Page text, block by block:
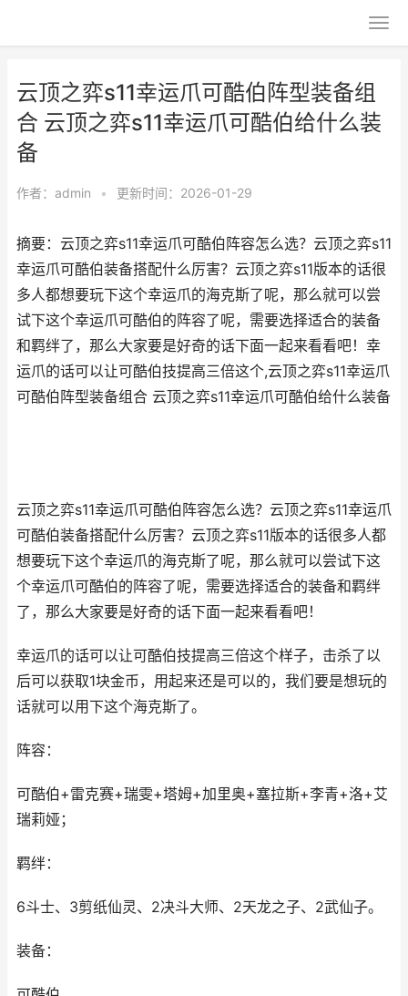
云顶之弈s11幸运爪可酷伯阵型装备组
合 云顶之弈s11幸运爪可酷伯给什么装
备
作者： admin • 更新时间：2026-01-29
摘要：云顶之弈s11幸运爪可酷伯阵容怎么选？云顶之弈s11
幸运爪可酷伯装备搭配什么厉害？云顶之弈s11版本的话很
多人都想要玩下这个幸运爪的海克斯了呢，那么就可以尝
试下这个幸运爪可酷伯的阵容了呢，需要选择适合的装备
和羁绊了，那么大家要是好奇的话下面一起来看看吧！幸
运爪的话可以让可酷伯技提高三倍这个,云顶之弈s11幸运爪
可酷伯阵型装备组合 云顶之弈s11幸运爪可酷伯给什么装备
云顶之弈s11幸运爪可酷伯阵容怎么选？云顶之弈s11幸运爪
可酷伯装备搭配什么厉害？云顶之弈s11版本的话很多人都
想要玩下这个幸运爪的海克斯了呢，那么就可以尝试下这
个幸运爪可酷伯的阵容了呢，需要选择适合的装备和羁绊
了，那么大家要是好奇的话下面一起来看看吧！
幸运爪的话可以让可酷伯技提高三倍这个样子，击杀了以
后可以获取1块金币，用起来还是可以的，我们要是想玩的
话就可以用下这个海克斯了。
阵容：
可酷伯+雷克赛+瑞雯+塔姆+加里奥+塞拉斯+李青+洛+艾
瑞莉娅；
羁绊：
6斗士、3剪纸仙灵、2决斗大师、2天龙之子、2武仙子。
装备：